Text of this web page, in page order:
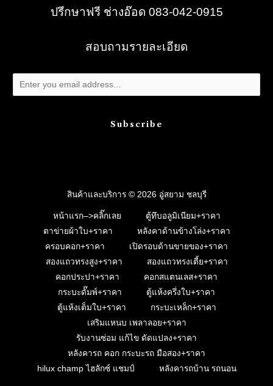
ปรึกษาฟรี ช่างอ๊อด 083-042-0915
สอบถามรายละเอียด
Subscribe
สินค้าและบริการ © 2026 อู่สยาม ชลบุรี
หน้าแรก–>คลิ๊กเลย
ตู้ทึบอลูมิเนียม+ราคา
ตาข่ายผ้าใบ+ราคา
หลังคาด้านข้างโล่ง+ราคา
ครอบคอก+ราคา
เปิดรอบด้านขายของ+ราคา
สองแถวทรงสูง+ราคา
สองแถวทรงเตี้ย+ราคา
คอกประปา+ราคา
คอกสแตนเลส+ราคา
กระบะดั๊มพ์+ราคา
ตู้แห้งครึ่งใบ+ราคา
ตู้แห้งเต็มใบ+ราคา
กระบะเหล็ก+ราคา
เสริมแหนบ เพลาลอย+ราคา
รับงานซ่อม แก้ไข ดัดแปลง+ราคา
หลังคารถ คอก กระบะรถ มือสอง+ราคา
hilux champ ไฮลักซ์ แชมป์
หลังคารถบ้าน รถนอน